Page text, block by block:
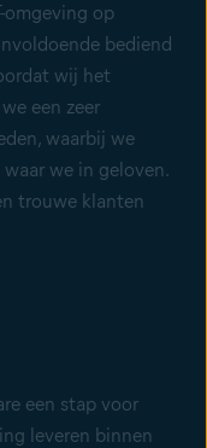
omgeving op
bediend
wij het
een zeer
waarbij we
we in geloven.
trouwe klanten
een stap voor
leveren binnen